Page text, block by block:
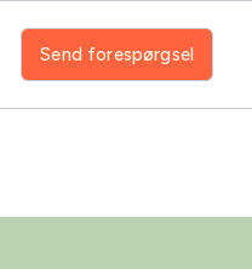
Send forespørgsel